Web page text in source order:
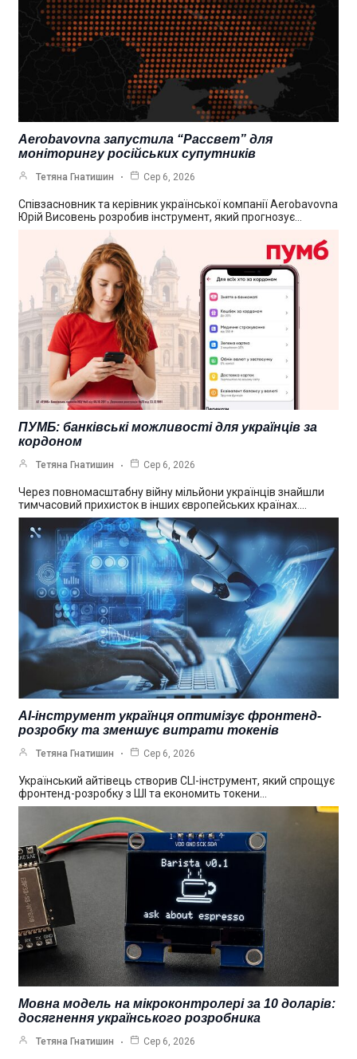
Aerobavovna запустила “Рассвет” для
моніторингу російських супутників
Тетяна Гнатишин Сер 6, 2026
Співзасновник та керівник української компанії Aerobavovna
Юрій Висовень розробив інструмент, який прогнозує…
ПУМБ: банківські можливості для українців за
кордоном
Тетяна Гнатишин Сер 6, 2026
Через повномасштабну війну мільйони українців знайшли
тимчасовий прихисток в інших європейських країнах.…
AI-інструмент українця оптимізує фронтенд-
розробку та зменшує витрати токенів
Тетяна Гнатишин Сер 6, 2026
Український айтівець створив CLI-інструмент, який спрощує
фронтенд-розробку з ШІ та економить токени…
Мовна модель на мікроконтролері за 10 доларів:
досягнення українського розробника
Тетяна Гнатишин Сер 6, 2026